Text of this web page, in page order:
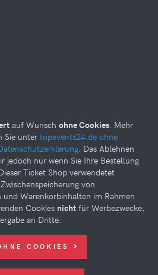
verwenden. Bitte nehmen Sie weiter
Einstellungen vor.
All rights reserved.
auf Wunsch ohne Cookies. Mehr
Sie unter topevents24.de ohne
. Das Ablehnen
jedoch nur wenn Sie Ihre Bestellung
Ticket Shop verwendetet
von
Warenkorbinhalten im Rahmen
Cookies nicht für Werbezwecke,
an Dritte.
COOKIES